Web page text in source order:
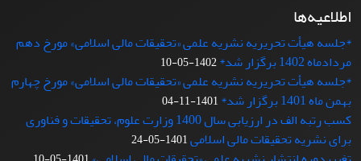
اطلاعیه‌ها
*جلسه هیأت تحریریه نشریه علمی «تحقیقات مالی اسلامی» مورخ دهم
مردادماه 1402 برگزار شد*
1402-05-10
*جلسه هیأت تحریریه نشریه علمی «تحقیقات مالی اسلامی» مورخ چهارم
بهمن ماه 1401 برگزار شد*
1401-11-04
کسب رتبه الف در ارزیابی سال 1400 وزارت علوم، تحقیقات و فناوری
برای نشریه تحقیقات مالی اسلامی1401-05-24